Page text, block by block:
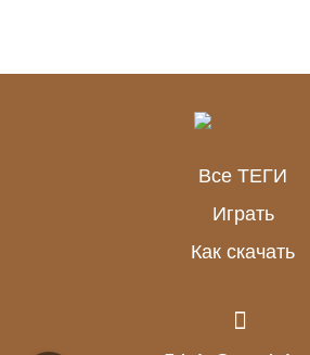
Все ТЕГИ
Играть
Как скачать